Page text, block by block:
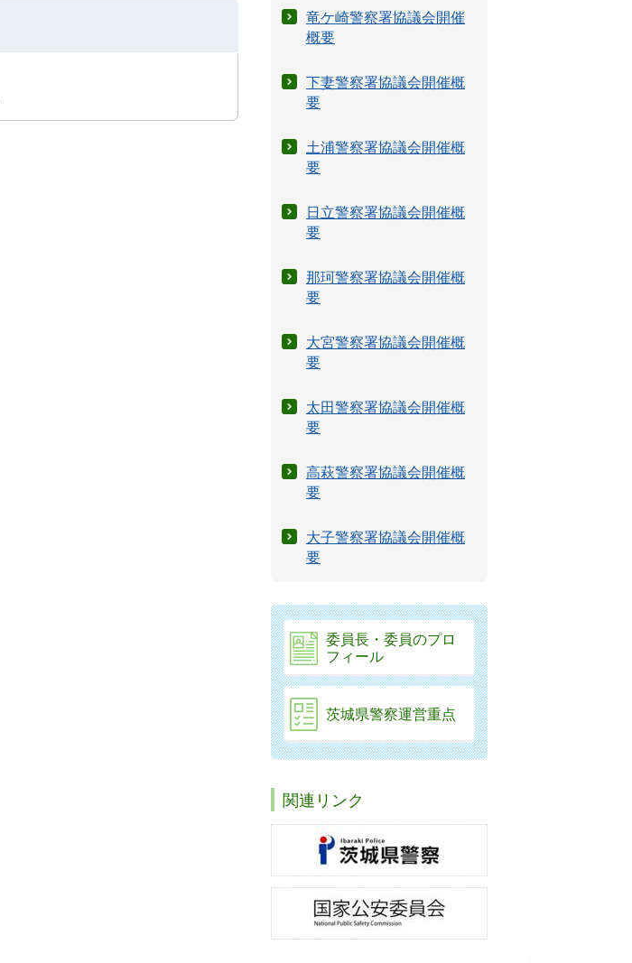
竜ケ崎警察署協議会開催
概要
下妻警察署協議会開催概
要
土浦警察署協議会開催概
要
日立警察署協議会開催概
要
那珂警察署協議会開催概
要
大宮警察署協議会開催概
要
太田警察署協議会開催概
要
高萩警察署協議会開催概
要
大子警察署協議会開催概
要
委員長・委員のプロ
フィール
茨城県警察運営重点
関連リンク